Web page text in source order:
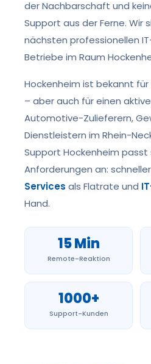
der Nachbarschaft und
Support aus der Ferne. Wir
nächsten professionellen
Betriebe im Raum
Hockenheim ist bekannt
– aber auch für einen
Automotive-Zulieferern,
Dienstleistern im Rhein-
Support Hockenheim passt
Anforderungen an:
Services als Flatrate und
Hand.
15 Min
Remote-Reaktion
1000+
Support-Kunden